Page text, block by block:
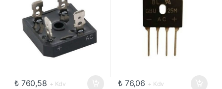
₺760,58 + Kdv ₺76,06 + Kdv